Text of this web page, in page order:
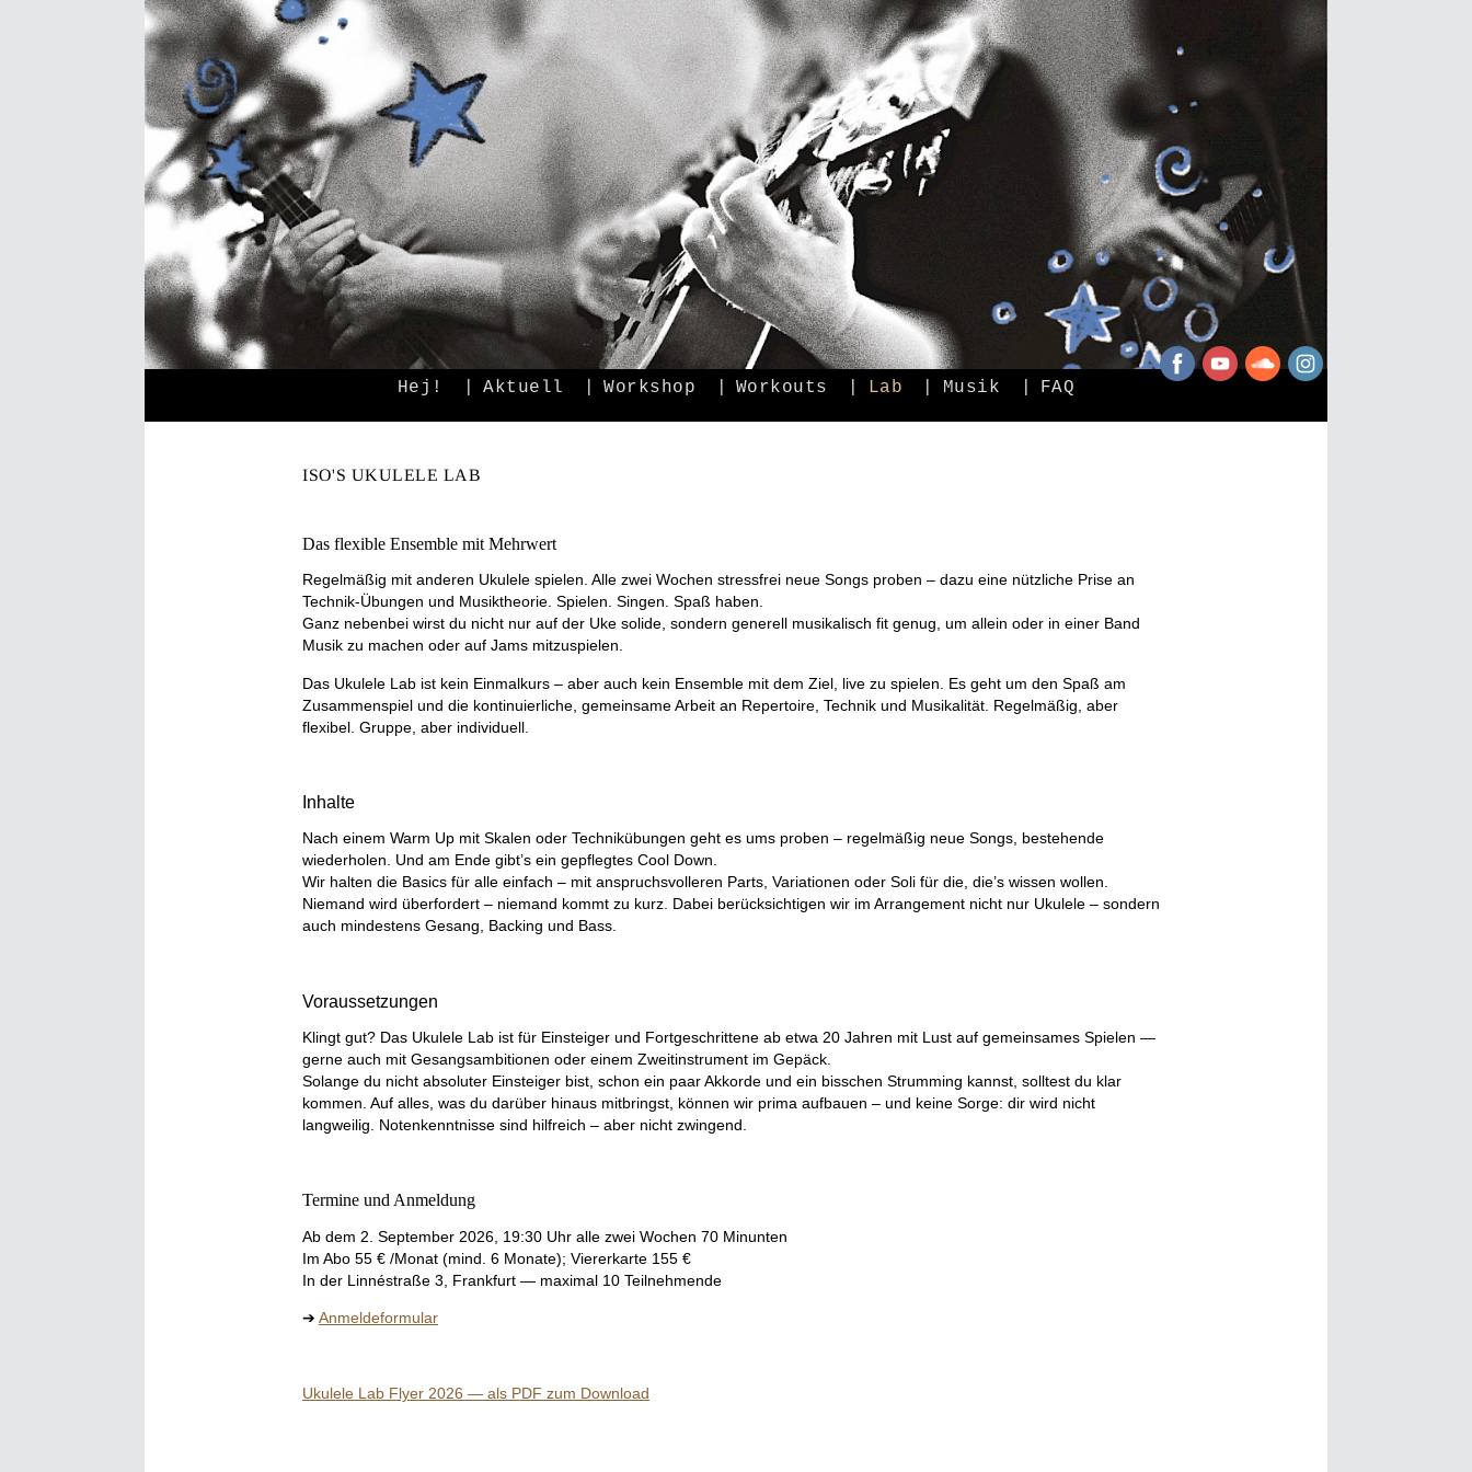
Hej! Aktuell Workshop Workouts Lab Musik FAQ
ISO'S UKULELE LAB
Das flexible Ensemble mit Mehrwert
Regelmäßig mit anderen Ukulele spielen. Alle zwei Wochen stressfrei neue Songs proben – dazu eine nützliche Prise an
Technik-Übungen und Musiktheorie. Spielen. Singen. Spaß haben.
Ganz nebenbei wirst du nicht nur auf der Uke solide, sondern generell musikalisch fit genug, um allein oder in einer Band
Musik zu machen oder auf Jams mitzuspielen.
Das Ukulele Lab ist kein Einmalkurs – aber auch kein Ensemble mit dem Ziel, live zu spielen. Es geht um den Spaß am
Zusammenspiel und die kontinuierliche, gemeinsame Arbeit an Repertoire, Technik und Musikalität. Regelmäßig, aber
flexibel. Gruppe, aber individuell.
Inhalte
Nach einem Warm Up mit Skalen oder Technikübungen geht es ums proben – regelmäßig neue Songs, bestehende
wiederholen. Und am Ende gibt’s ein gepflegtes Cool Down.
Wir halten die Basics für alle einfach – mit anspruchsvolleren Parts, Variationen oder Soli für die, die’s wissen wollen.
Niemand wird überfordert – niemand kommt zu kurz. Dabei berücksichtigen wir im Arrangement nicht nur Ukulele – sondern
auch mindestens Gesang, Backing und Bass.
Voraussetzungen
Klingt gut? Das Ukulele Lab ist für Einsteiger und Fortgeschrittene ab etwa 20 Jahren mit Lust auf gemeinsames Spielen —
gerne auch mit Gesangsambitionen oder einem Zweitinstrument im Gepäck.
Solange du nicht absoluter Einsteiger bist, schon ein paar Akkorde und ein bisschen Strumming kannst, solltest du klar
kommen. Auf alles, was du darüber hinaus mitbringst, können wir prima aufbauen – und keine Sorge: dir wird nicht
langweilig. Notenkenntnisse sind hilfreich – aber nicht zwingend.
Termine und Anmeldung
Ab dem 2. September 2026, 19:30 Uhr alle zwei Wochen 70 Minunten
Im Abo 55 € /Monat (mind. 6 Monate); Viererkarte 155 €
In der Linnéstraße 3, Frankfurt — maximal 10 Teilnehmende
➔ Anmeldeformular
Ukulele Lab Flyer 2026 — als PDF zum Download